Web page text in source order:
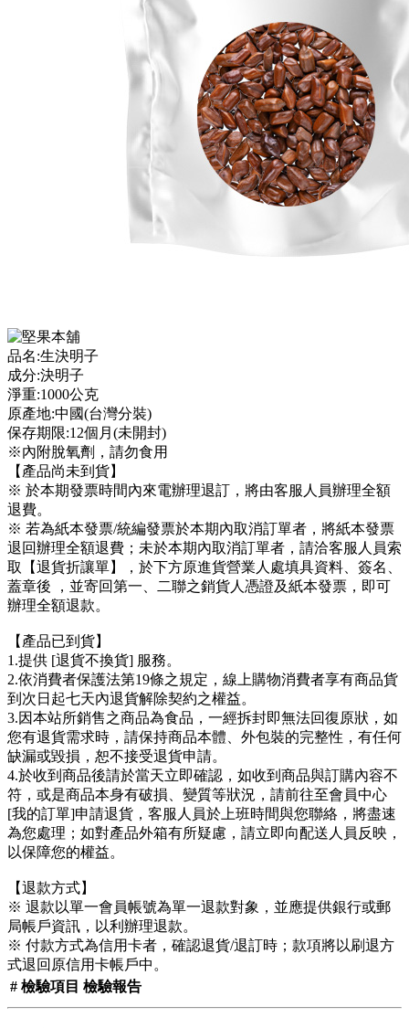
品名:生決明子
成分:決明子
淨重:1000公克
原產地:中國(台灣分裝)
保存期限:12個月(未開封)
※內附脫氧劑，請勿食用
【產品尚未到貨】
※ 於本期發票時間內來電辦理退訂，將由客服人員辦理全額
退費。
※ 若為紙本發票/統編發票於本期內取消訂單者，將紙本發票
退回辦理全額退費；未於本期內取消訂單者，請洽客服人員索
取【退貨折讓單】，於下方原進貨營業人處填具資料、簽名、
蓋章後 ，並寄回第一、二聯之銷貨人憑證及紙本發票，即可
辦理全額退款。
【產品已到貨】
1.提供 [退貨不換貨] 服務。
2.依消費者保護法第19條之規定，線上購物消費者享有商品貨
到次日起七天內退貨解除契約之權益。
3.因本站所銷售之商品為食品，一經拆封即無法回復原狀，如
您有退貨需求時，請保持商品本體、外包裝的完整性，有任何
缺漏或毀損，恕不接受退貨申請。
4.於收到商品後請於當天立即確認，如收到商品與訂購內容不
符，或是商品本身有破損、變質等狀況，請前往至會員中心
[我的訂單]申請退貨，客服人員於上班時間與您聯絡，將盡速
為您處理；如對產品外箱有所疑慮，請立即向配送人員反映，
以保障您的權益。
【退款方式】
※ 退款以單一會員帳號為單一退款對象，並應提供銀行或郵
局帳戶資訊，以利辦理退款。
※ 付款方式為信用卡者，確認退貨/退訂時；款項將以刷退方
式退回原信用卡帳戶中。
# 檢驗項目 檢驗報告